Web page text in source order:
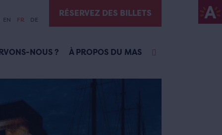
EN FR DE
RÉSERVEZ DES BILLETS
NOUS ? À PROPOS DU MAS